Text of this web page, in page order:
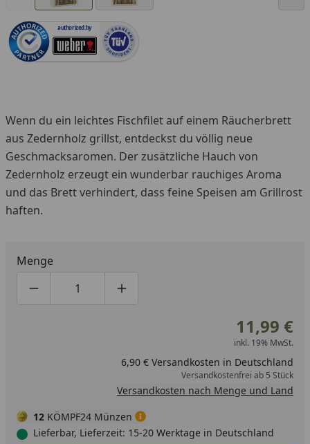
authorized.by
Wenn du ein leichtes Fischfilet auf einem Räucherbrett
aus Zedernholz grillst, entdeckst du völlig neue
Geschmacksaromen. Der zusätzliche Hauch von
Zedernholz erzeugt ein wunderbar rauchiges Aroma
und das Brett verhindert, dass feine Speisen am Grillrost
haften.
Menge
Produktmenge um eins verringern
Produktmenge manuell eingeben
Produktmenge um eins erhöhen
11,99 €
inkl. 19% MwSt.
6,90 € Versandkosten in Deutschland
Versandkostenfrei ab 5 Stück
Versandkosten nach Menge und Land
12 KÖMPF24 Münzen
Lieferbar, Lieferzeit: 15-20 Werktage in Deutschland